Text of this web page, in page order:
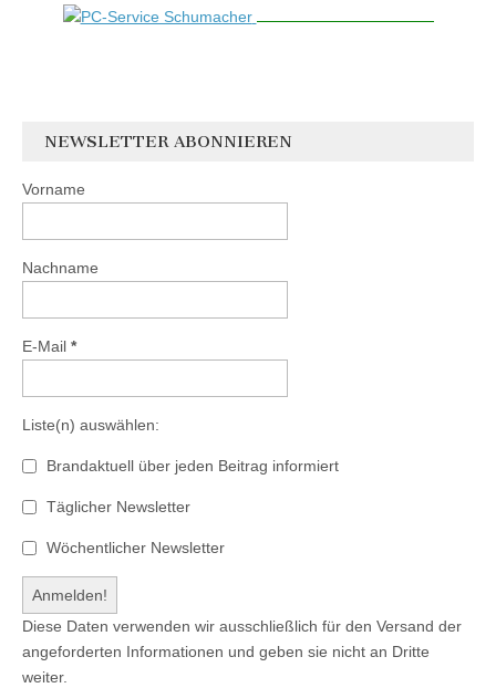
NEWSLETTER ABONNIEREN
Vorname
Nachname
E-Mail *
Liste(n) auswählen:
Brandaktuell über jeden Beitrag informiert
Täglicher Newsletter
Wöchentlicher Newsletter
Diese Daten verwenden wir ausschließlich für den Versand der
angeforderten Informationen und geben sie nicht an Dritte
weiter.